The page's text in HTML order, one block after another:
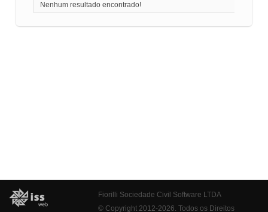
Nenhum resultado encontrado!
Fiorilli Sociedade Civil Software LTDA
© Copyright 2012-2026. Todos os Direitos